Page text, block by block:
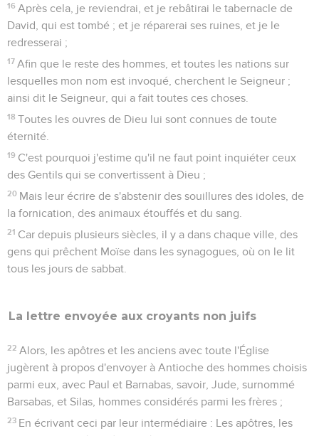
16 Après cela, je reviendrai, et je rebâtirai le tabernacle de
David, qui est tombé ; et je réparerai ses ruines, et je le
redresserai ;
17 Afin que le reste des hommes, et toutes les nations sur
lesquelles mon nom est invoqué, cherchent le Seigneur ;
ainsi dit le Seigneur, qui a fait toutes ces choses.
18 Toutes les ouvres de Dieu lui sont connues de toute
éternité.
19 C'est pourquoi j'estime qu'il ne faut point inquiéter ceux
des Gentils qui se convertissent à Dieu ;
20 Mais leur écrire de s'abstenir des souillures des idoles, de
la fornication, des animaux étouffés et du sang.
21 Car depuis plusieurs siècles, il y a dans chaque ville, des
gens qui prêchent Moïse dans les synagogues, où on le lit
tous les jours de sabbat.
La lettre envoyée aux croyants non juifs
22 Alors, les apôtres et les anciens avec toute l'Église
jugèrent à propos d'envoyer à Antioche des hommes choisis
parmi eux, avec Paul et Barnabas, savoir, Jude, surnommé
Barsabas, et Silas, hommes considérés parmi les frères ;
23 En écrivant ceci par leur intermédiaire : Les apôtres, les